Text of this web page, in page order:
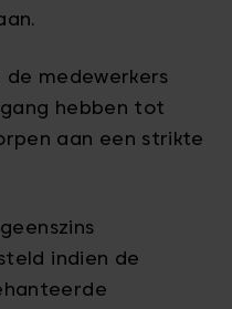
medewerkers
hebben tot
aan een strikte
indien de